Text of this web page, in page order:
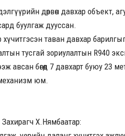
дөрвөн давхар объект,
буулгаж дууссан.
хүчитгэсэн таван давхар
тусгай зориулалтын R940
авсан бөгөөд 7 давхарт буюу 23
юм.
Захирагч Х.Нямбаатар: